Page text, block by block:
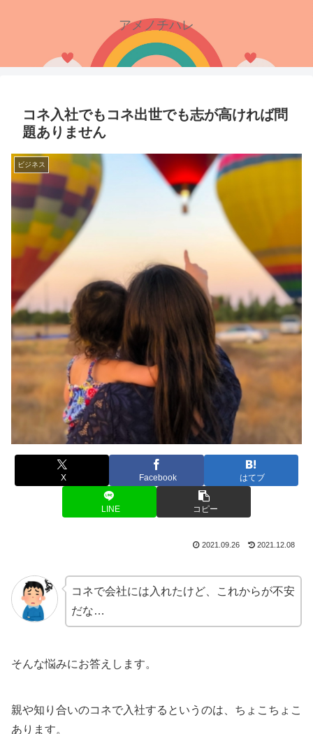
アメノチハレ
コネ入社でもコネ出世でも志が高ければ問
題ありません
ビジネス
X Facebook はてブ
LINE コピー
2021.09.26 2021.12.08
コネで会社には入れたけど、これからが不安
だな…
そんな悩みにお答えします。
親や知り合いのコネで入社するというのは、ちょこちょこ
あります。